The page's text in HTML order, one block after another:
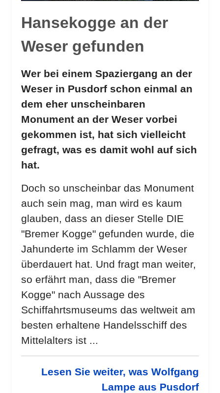
Hansekogge an der
Weser gefunden
Wer bei einem Spaziergang an der
Weser in Pusdorf schon einmal an
dem eher unscheinbaren
Monument an der Weser vorbei
gekommen ist, hat sich vielleicht
gefragt, was es damit wohl auf sich
hat.
Doch so unscheinbar das Monument
auch sein mag, man wird es kaum
glauben, dass an dieser Stelle DIE
"Bremer Kogge" gefunden wurde, die
Jahunderte im Schlamm der Weser
überdauert hat. Und fragt man weiter,
so erfährt man, dass die "Bremer
Kogge" nach Aussage des
Schiffahrtsmuseums das weltweit am
besten erhaltene Handelsschiff des
Mittelalters ist ...
Lesen Sie weiter, was Wolfgang
Lampe aus Pusdorf